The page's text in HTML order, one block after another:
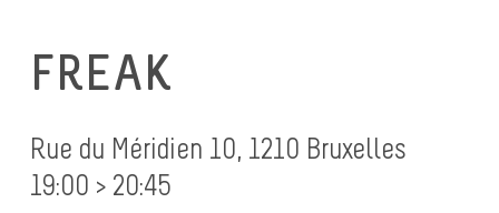
FREAK
Rue du Méridien 10, 1210 Bruxelles
19:00 > 20:45